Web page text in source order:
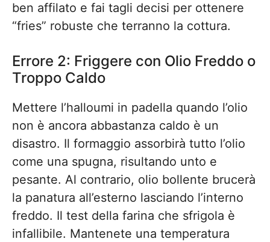
ben affilato e fai tagli decisi per ottenere
“fries” robuste che terranno la cottura.
Errore 2: Friggere con Olio Freddo o
Troppo Caldo
Mettere l’halloumi in padella quando l’olio
non è ancora abbastanza caldo è un
disastro. Il formaggio assorbirà tutto l’olio
come una spugna, risultando unto e
pesante. Al contrario, olio bollente brucerà
la panatura all’esterno lasciando l’interno
freddo. Il test della farina che sfrigola è
infallibile. Mantenete una temperatura